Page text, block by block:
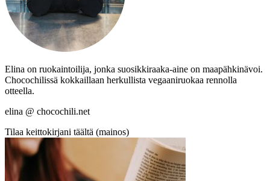
Elina on ruokaintoilija, jonka suosikkiraaka-aine on maapähkinävoi.
Chocochilissä kokkaillaan herkullista vegaaniruokaa rennolla
otteella.
elina @ chocochili.net
Tilaa keittokirjani täältä (mainos)